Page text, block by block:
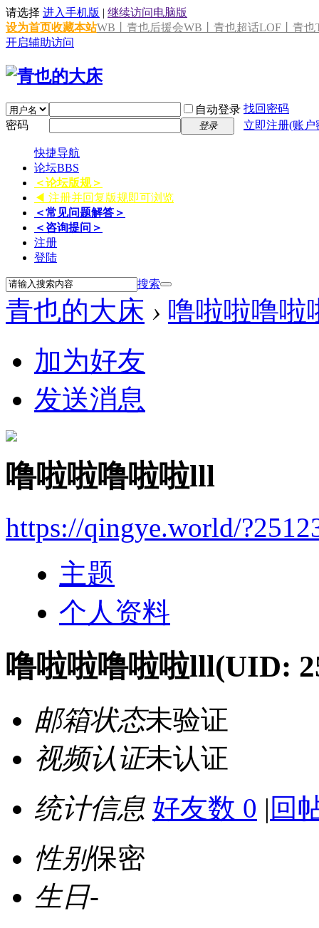
请选择 进入手机版 | 继续访问电脑版
设为首页收藏本站WB丨青也后援会WB丨青也超话LOF丨青也
开启辅助访问
自动登录 找回密码
密码
登录 立即注册(账
快捷导航
论坛BBS
＜论坛版规＞
◀ 注册并回复版规即可浏览
＜常见问题解答＞
＜咨询提问＞
注册
登陆
搜索
青也的大床 › 噜啦啦噜啦
加为好友
发送消息
噜啦啦噜啦啦lll
https://qingye.world/
主题
个人资料
噜啦啦噜啦啦lll(UID:
邮箱状态未验证
视频认证未认证
统计信息 好友数 0 | 回
性别保密
生日-